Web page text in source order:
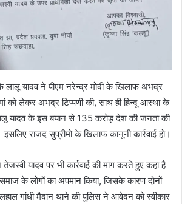
लालू यादव ने पीएम नरेन्द्र मोदी के खिलाफ अभद्र
को लेकर अभद्र टिप्पणी की, साथ ही हिन्दू आस्था के
यादव के इस बयान से 135 करोड़ देश की जनता की
राजद सुप्रीमो के खिलाफ कानूनी कार्रवाई हो।
तेजस्वी यादव पर भी कार्रवाई की मांग करते हुए कहा है
के लोगों का अपमान किया, जिसके कारण दोनों
गांधी मैदान थाने की पुलिस ने आवेदन को स्वीकार